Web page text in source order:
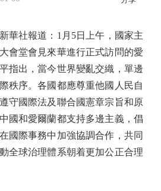
社報道：1月5日上午，國家主
會堂會見來華進行正式訪問的愛
指出，當今世界變亂交織，單邊
秩序。各國都應尊重他國人民自
守國際法及聯合國憲章宗旨和原
國和愛爾蘭都支持多邊主義，倡
國際事務中加強協調合作，共同
全球治理體系朝着更加公正合理